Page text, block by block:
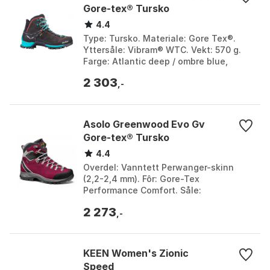
Best egnet til daglig vinterbruk, pendling, lufteturer
med hund og trygg ferdsel på isete/glasert underlag i
by- og nærmiljø. Mindre egnet til høyintensiv løping
eller teknisk fjellterreng; ikke beregnet for innendørs
Gore-tex® Tursko
4.4
Type: Tursko. Materiale: Gore Tex®.
Yttersåle: Vibram® WTC. Vekt: 570 g.
Farge: Atlantic deep / ombre blue,
35, EU 36, EU...
2 303 ,-
Asolo Greenwood Evo Gv
Gore-tex® Tursko
4.4
Overdel: Vanntett Perwanger-skinn
(2,2-2,4 mm). Fôr: Gore-Tex
Performance Comfort. Såle:
Megagrip. Vekt: 653 g. Farge: Cortex,
2 273 ,-
KEEN Women's Zionic
Speed